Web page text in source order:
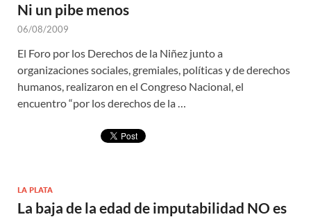
Ni un pibe menos
06/08/2009
El Foro por los Derechos de la Niñez junto a
organizaciones sociales, gremiales, políticas y de derechos
humanos, realizaron en el Congreso Nacional, el
encuentro “por los derechos de la …
LA PLATA
La baja de la edad de imputabilidad NO es